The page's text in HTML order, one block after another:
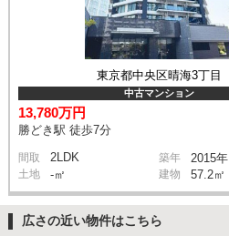
東京都中央区晴海3丁目
中古マンション
13,780万円
勝どき駅 徒歩7分
間取 2LDK 築年 2015年
土地 -㎡ 建物 57.2㎡
広さの近い物件はこちら